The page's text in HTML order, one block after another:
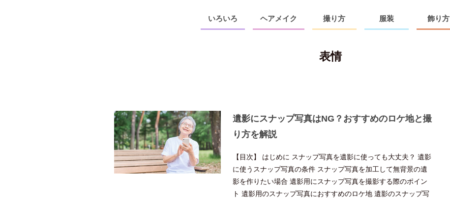
いろいろ ヘアメイク 撮り方 服装 飾り方
表情
遺影にスナップ写真はNG？おすすめのロケ地と撮
り方を解説
【目次】 はじめに スナップ写真を遺影に使っても大丈夫？ 遺影
に使うスナップ写真の条件 スナップ写真を加工して無背景の遺
影を作りたい場合 遺影用にスナップ写真を撮影する際のポイン
ト 遺影用のスナップ写真におすすめのロケ地 遺影のスナップ写